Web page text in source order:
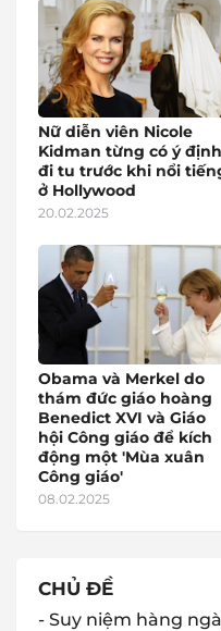
Nữ diễn viên Nicole
Kidman từng có ý định
đi tu trước khi nổi
ở Hollywood
20.02.2025
Obama và Merkel do
thám đức giáo hoàng
Benedict XVI và Giáo
hội Công giáo để kích
động một 'Mùa xuân
Công giáo'
08.02.2025
CHỦ ĐỀ
- Suy niệm hàng